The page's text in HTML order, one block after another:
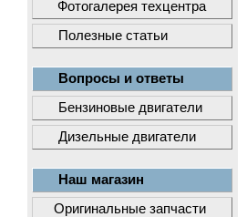
Фотогалерея техцентра
Полезные статьи
Вопросы и ответы
Бензиновые двигатели
Дизельные двигатели
Наш магазин
Оригинальные запчасти